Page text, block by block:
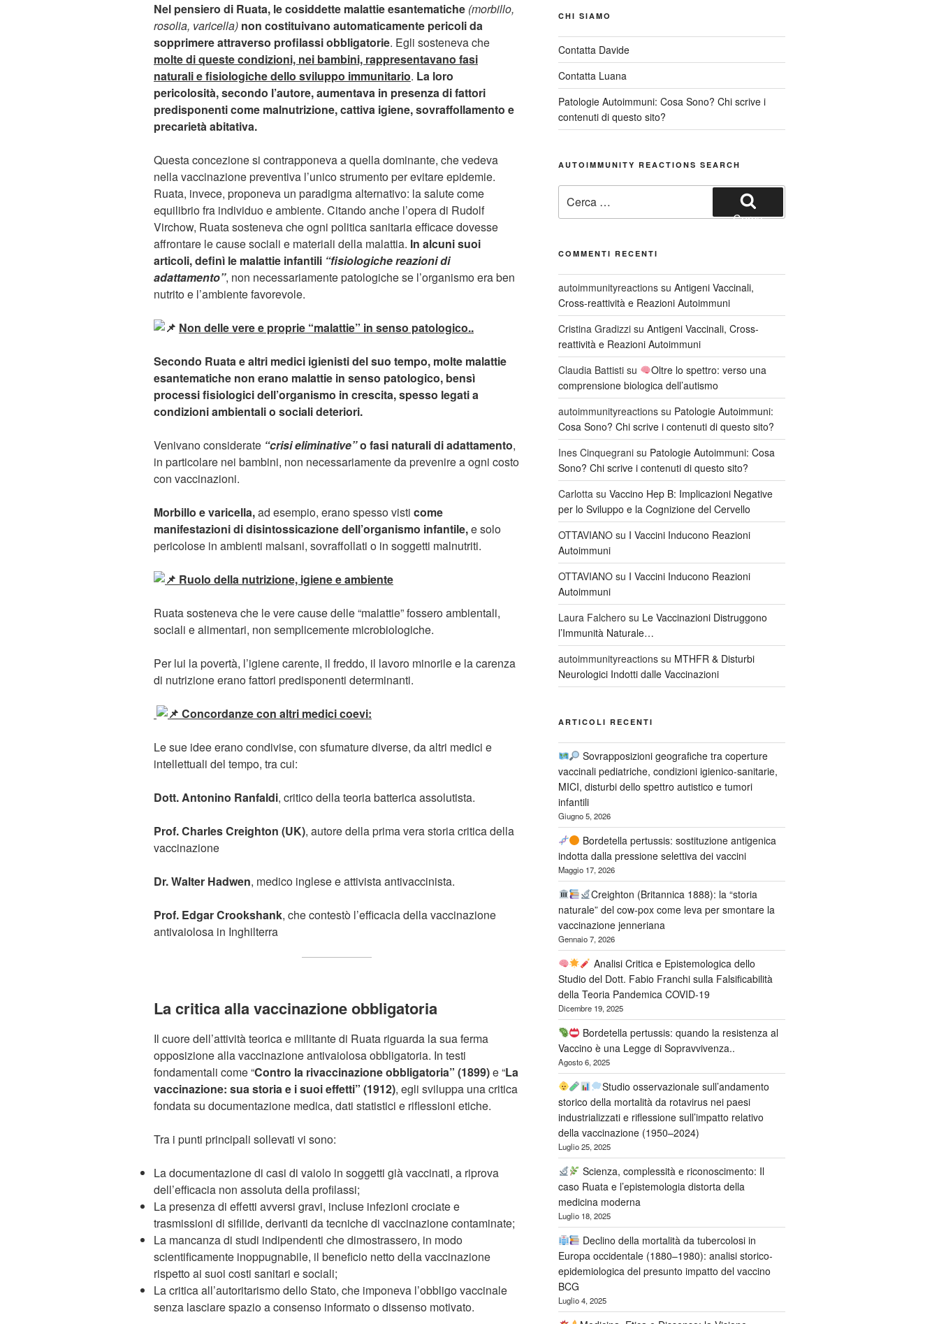
Nel pensiero di Ruata, le cosiddette malattie esantematiche (morbillo,
rosolia, varicella) non costituivano automaticamente pericoli da
sopprimere attraverso profilassi obbligatorie. Egli sosteneva che
molte di queste condizioni, nei bambini, rappresentavano fasi
naturali e fisiologiche dello sviluppo immunitario. La loro
pericolosità, secondo l’autore, aumentava in presenza di fattori
predisponenti come malnutrizione, cattiva igiene, sovraffollamento e
precarietà abitativa.
Questa concezione si contrapponeva a quella dominante, che vedeva
nella vaccinazione preventiva l’unico strumento per evitare epidemie.
Ruata, invece, proponeva un paradigma alternativo: la salute come
equilibrio fra individuo e ambiente. Citando anche l’opera di Rudolf
Virchow, Ruata sosteneva che ogni politica sanitaria efficace dovesse
affrontare le cause sociali e materiali della malattia. In alcuni suoi
articoli, definì le malattie infantili “fisiologiche reazioni di
adattamento”, non necessariamente patologiche se l’organismo era ben
nutrito e l’ambiente favorevole.
Non delle vere e proprie “malattie” in senso patologico..
Secondo Ruata e altri medici igienisti del suo tempo, molte malattie
esantematiche non erano malattie in senso patologico, bensì
processi fisiologici dell’organismo in crescita, spesso legati a
condizioni ambientali o sociali deteriori.
Venivano considerate “crisi eliminative”o fasi naturali di adattamento,
in particolare nei bambini, non necessariamente da prevenire a ogni costo
con vaccinazioni.
Morbillo e varicella,ad esempio, erano spesso visti come
manifestazioni di disintossicazione dell’organismo infantile,e solo
pericolose in ambienti malsani, sovraffollati o in soggetti malnutriti.
Ruolo della nutrizione, igiene e ambiente
Ruata sosteneva che le vere cause delle “malattie” fossero ambientali,
sociali e alimentari, non semplicemente microbiologiche.
Per lui la povertà, l’igiene carente, il freddo, il lavoro minorile e la carenza
di nutrizione erano fattori predisponenti determinanti.
Concordanze con altri medici coevi:
Le sue idee erano condivise, con sfumature diverse, da altri medici e
intellettuali del tempo, tra cui:
Dott. Antonino Ranfaldi, critico della teoria batterica assolutista.
Prof. Charles Creighton (UK), autore della prima vera storia critica della
vaccinazione
Dr. Walter Hadwen, medico inglese e attivista antivaccinista.
Prof. Edgar Crookshank, che contestò l’efficacia della vaccinazione
antivaiolosa in Inghilterra
La critica alla vaccinazione obbligatoria
Il cuore dell’attività teorica e militante di Ruata riguarda la sua ferma
opposizione alla vaccinazione antivaiolosa obbligatoria. In testi
fondamentali come “Contro la rivaccinazione obbligatoria” (1899)e “La
vaccinazione: sua storia e i suoi effetti” (1912), egli sviluppa una critica
fondata su documentazione medica, dati statistici e riflessioni etiche.
Tra i punti principali sollevati vi sono:
La documentazione di casi di vaiolo in soggetti già vaccinati, a riprova
dell’efficacia non assoluta della profilassi;
La presenza di effetti avversi gravi, incluse infezioni crociate e
trasmissioni di sifilide, derivanti da tecniche di vaccinazione contaminate;
La mancanza di studi indipendenti che dimostrassero, in modo
scientificamente inoppugnabile, il beneficio netto della vaccinazione
rispetto ai suoi costi sanitari e sociali;
La critica all’autoritarismo dello Stato, che imponeva l’obbligo vaccinale
senza lasciare spazio a consenso informato o dissenso motivato.
CHI SIAMO
Contatta Davide
Contatta Luana
Patologie Autoimmuni: Cosa Sono? Chi scrive i
contenuti di questo sito?
AUTOIMMUNITY REACTIONS SEARCH
Cerca
COMMENTI RECENTI
autoimmunityreactionssu Antigeni Vaccinali,
Cross-reattività e Reazioni Autoimmuni
Cristina Gradizzisu Antigeni Vaccinali, Cross-
reattività e Reazioni Autoimmuni
Claudia Battistisu
Oltre lo spettro: verso una
comprensione biologica dell’autismo
autoimmunityreactionssu Patologie Autoimmuni:
Cosa Sono? Chi scrive i contenuti di questo sito?
Ines Cinquegranisu Patologie Autoimmuni: Cosa
Sono? Chi scrive i contenuti di questo sito?
Carlotta su Vaccino Hep B: Implicazioni Negative
per lo Sviluppo e la Cognizione del Cervello
OTTAVIANOsu I Vaccini Inducono Reazioni
Autoimmuni
OTTAVIANOsu I Vaccini Inducono Reazioni
Autoimmuni
Laura Falchero su Le Vaccinazioni Distruggono
l’Immunità Naturale…
autoimmunityreactionssu MTHFR & Disturbi
Neurologici Indotti dalle Vaccinazioni
ARTICOLI RECENTI
Sovrapposizioni geografiche tra coperture
vaccinali pediatriche, condizioni igienico-sanitarie,
MICI, disturbi dello spettro autistico e tumori
infantili
Giugno 5, 2026
Bordetella pertussis: sostituzione antigenica
indotta dalla pressione selettiva dei vaccini
Maggio 17, 2026
Creighton (Britannica 1888): la “storia
naturale” del cow-pox come leva per smontare la
vaccinazione jenneriana
Gennaio 7, 2026
Analisi Critica e Epistemologica dello
Studio del Dott. Fabio Franchi sulla Falsificabilità
della Teoria Pandemica COVID-19
Dicembre 19, 2025
Bordetella pertussis: quando la resistenza al
Vaccino è una Legge di Sopravvivenza..
Agosto 6, 2025
Studio osservazionale sull’andamento
storico della mortalità da rotavirus nei paesi
industrializzati e riflessione sull’impatto relativo
della vaccinazione (1950–2024)
Luglio 25, 2025
Scienza, complessità e riconoscimento: Il
caso Ruata e l’epistemologia distorta della
medicina moderna
Luglio 18, 2025
Declino della mortalità da tubercolosi in
Europa occidentale (1880–1980): analisi storico-
epidemiologica del presunto impatto del vaccino
BCG
Luglio 4, 2025